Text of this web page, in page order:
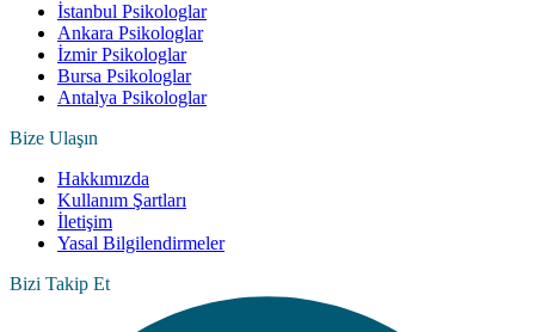
İstanbul Psikologlar
Ankara Psikologlar
İzmir Psikologlar
Bursa Psikologlar
Antalya Psikologlar
Bize Ulaşın
Hakkımızda
Kullanım Şartları
İletişim
Yasal Bilgilendirmeler
Bizi Takip Et